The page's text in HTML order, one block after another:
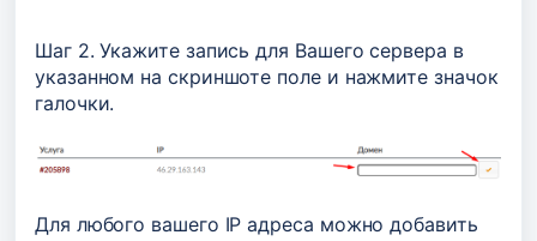
Шаг 2. Укажите запись для Вашего сервера в
указанном на скриншоте поле и нажмите значок
галочки.
Для любого вашего IP адреса можно добавить